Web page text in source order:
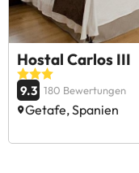
Hostal Carlos III
9.3 180 Bewertungen
Getafe, Spanien